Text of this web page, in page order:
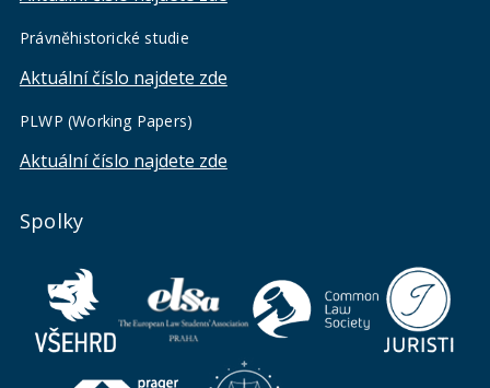
Právněhistorické studie
Aktuální číslo najdete zde
PLWP (Working Papers)
Aktuální číslo najdete zde
Spolky